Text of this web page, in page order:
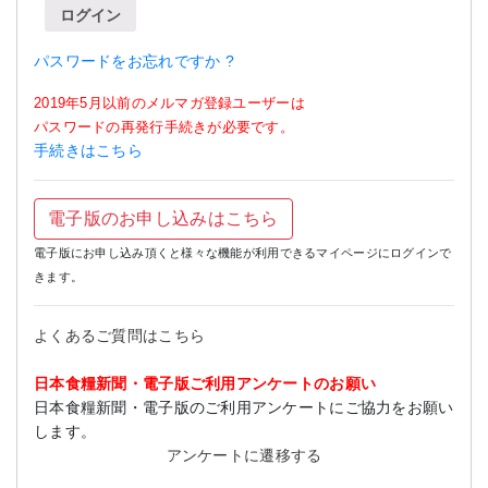
ログイン
パスワードをお忘れですか ?
2019年5月以前のメルマガ登録ユーザーは
パスワードの再発行手続きが必要です。
手続きはこちら
電子版のお申し込みはこちら
電子版にお申し込み頂くと様々な機能が利用できるマイページにログインで
きます。
よくあるご質問はこちら
日本食糧新聞・電子版ご利用アンケートのお願い
日本食糧新聞・電子版のご利用アンケートにご協力をお願い
します。
アンケートに遷移する